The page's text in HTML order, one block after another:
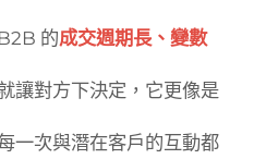
B2B 的成交週期長、變數
讓對方下決定，它更像是
一次與潛在客戶的互動都